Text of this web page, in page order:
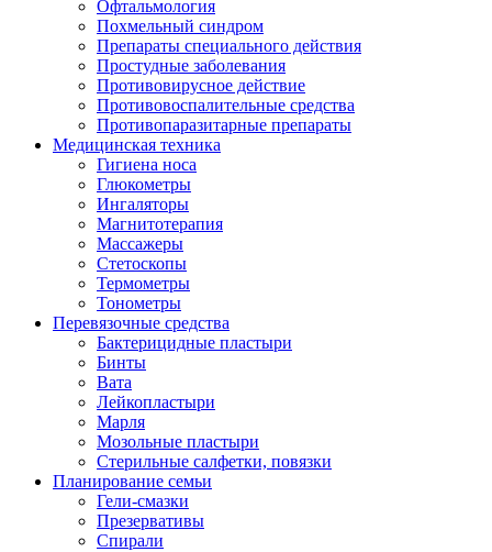
Офтальмология
Похмельный синдром
Препараты специального действия
Простудные заболевания
Противовирусное действие
Противовоспалительные средства
Противопаразитарные препараты
Медицинская техника
Гигиена носа
Глюкометры
Ингаляторы
Магнитотерапия
Массажеры
Стетоскопы
Термометры
Тонометры
Перевязочные средства
Бактерицидные пластыри
Бинты
Вата
Лейкопластыри
Марля
Мозольные пластыри
Стерильные салфетки, повязки
Планирование семьи
Гели-смазки
Презервативы
Спирали